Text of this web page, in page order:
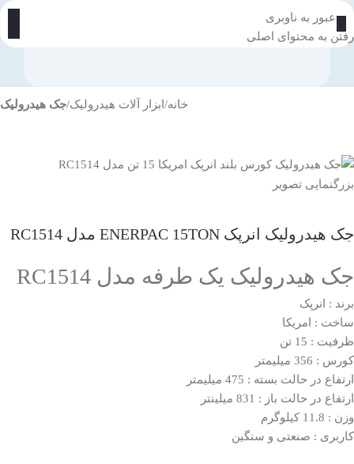
عبور به ناوبری
رفتن به محتوای اصلی
خانه ابزار آلات هیدرولیک جک هیدرولیک
بزرگنمایی تصویر
جک هیدرولیک انرپک ENERPAC 15TON مدل RC1514
جک هیدرولیک یک طرفه مدل RC1514
برند : انرپک
ساخت : امریکا
ظرفیت : 15 تن
کورس : 356 میلیمتر
ارتفاع در حالت بسته : 475 میلیمتر
ارتفاع در حالت باز : 831 میلینتر
وزن : 11.8 کیلوگرم
کاربری : صنعتی و سنگین